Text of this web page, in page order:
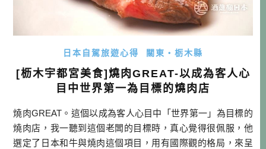
日本自駕旅遊心得 關東・栃木縣
[枥木宇都宮美食]燒肉GREAT-以成為客人心
目中世界第一為目標的燒肉店
燒肉GREAT。這個以成為客人心目中「世界第一」為目標的
燒肉店，我一聽到這個老闆的目標時，真心覺得很佩服，他
選定了日本和牛與燒肉這個項目，用有國際觀的格局，來呈